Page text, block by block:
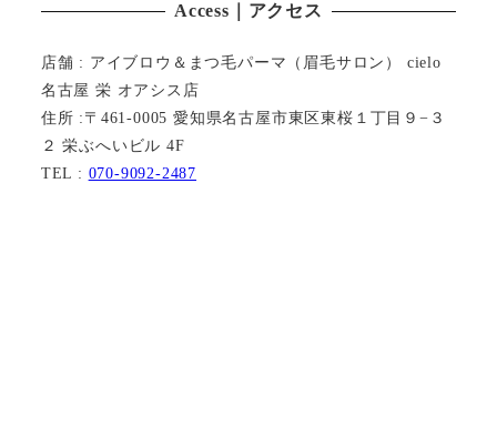
Access｜アクセス
店舗 : アイブロウ＆まつ毛パーマ（眉毛サロン） cielo
名古屋 栄 オアシス店
住所 :〒461-0005 愛知県名古屋市東区東桜１丁目９−３
２ 栄ぶへいビル 4F
TEL : 070-9092-2487